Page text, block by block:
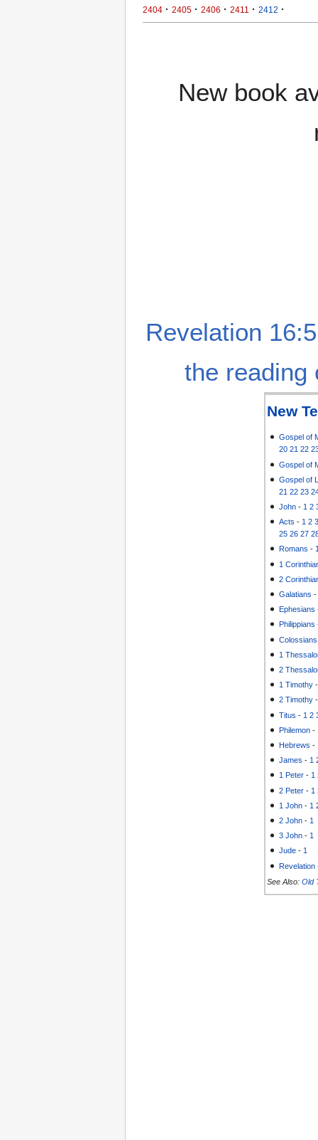
2404 · 2405 · 2406 · 2411 · 2412 ·
New book
Revelation
the reading
New
Gospel of
20 21 22
Gospel of
Gospel of
21 22 23
John - 1 2
Acts - 1 2
25 26 27
Romans -
1
2
Galatians
Ephesians
Philippians
Colossians
1
2
1 Timothy
2 Timothy
Titus - 1 2
Philemon -
Hebrews -
James - 1
1 Peter -1
2 Peter - 1
1 John - 1
2 John - 1
3 John - 1
Jude -1
Revelation
See Also: Old